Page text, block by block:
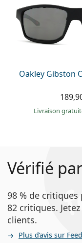
Oakley Gibston
Livraison
Vérifié
98 % de
82 critiques.
clients.
Plus d’avis sur